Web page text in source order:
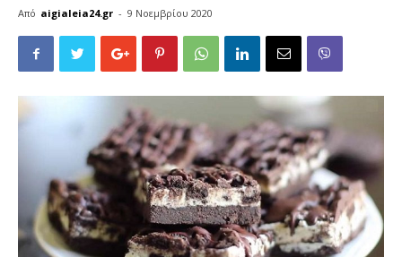
Από aigialeia24.gr - 9 Νοεμβρίου 2020